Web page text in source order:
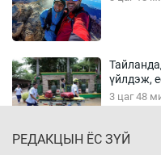
үйлдэж,
3 цаг 48
РЕДАКЦЫН ЁС ЗҮЙ